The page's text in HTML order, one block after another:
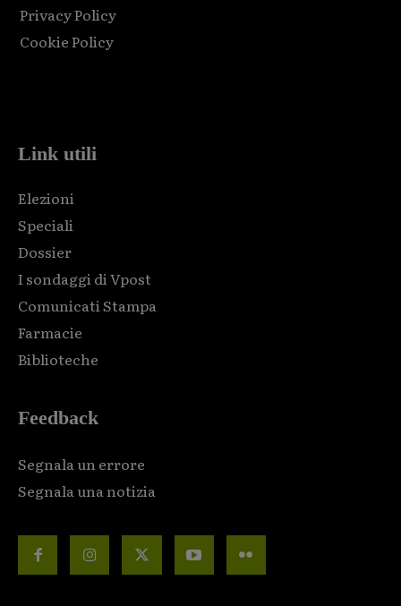
Privacy Policy
Cookie Policy
Link utili
Elezioni
Speciali
Dossier
I sondaggi di Vpost
Comunicati Stampa
Farmacie
Biblioteche
Feedback
Segnala un errore
Segnala una notizia